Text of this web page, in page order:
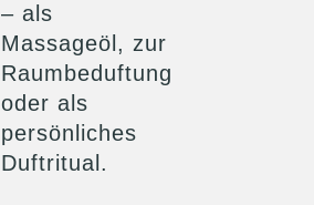
– als
Massageöl, zur
Raumbeduftung
oder als
persönliches
Duftritual.